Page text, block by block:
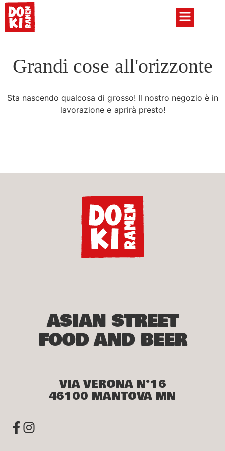
Grandi cose all'orizzonte
Sta nascendo qualcosa di grosso! Il nostro negozio è in
lavorazione e aprirà presto!
ASIAN STREET
FOOD AND BEER
VIA VERONA N°16
46100 MANTOVA MN